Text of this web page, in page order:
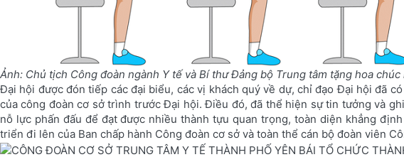
Ảnh: Chủ tịch Công đoàn ngành Y tế và Bí thư Đảng bộ Trung tâm tặng hoa
Đại hội được đón tiếp các đại biểu, các vị khách quý về dự, chỉ đạo Đại hội đã
của công đoàn cơ sở trình trước Đại hội. Điều đó, đã thể hiện sự tin tưởng và
nỗ lực phấn đấu để đạt được nhiều thành tựu quan trọng, toàn diện khẳng
triển đi lên của Ban chấp hành Công đoàn cơ sở và toàn thể cán bộ đoàn viên